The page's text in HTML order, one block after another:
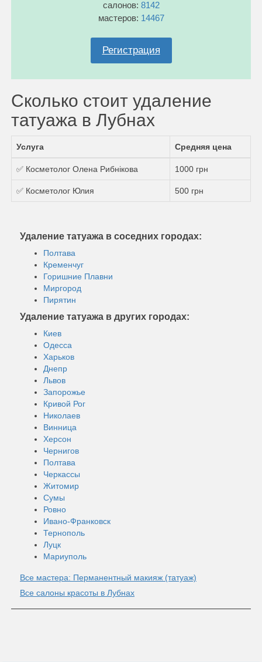
салонов: 8142
мастеров: 14467
Регистрация
Сколько стоит удаление
татуажа в Лубнах
Услуга Средняя цена
✅ Косметолог Олена Рибнікова 1000 грн
✅ Косметолог Юлия 500 грн
Удаление татуажа в соседних городах:
Полтава
Кременчуг
Горишние Плавни
Миргород
Пирятин
Удаление татуажа в других городах:
Киев
Одесса
Харьков
Днепр
Львов
Запорожье
Кривой Рог
Николаев
Винница
Херсон
Чернигов
Полтава
Черкассы
Житомир
Сумы
Ровно
Ивано-Франковск
Тернополь
Луцк
Мариуполь
Все мастера: Перманентный макияж (татуаж)
Все салоны красоты в Лубнах